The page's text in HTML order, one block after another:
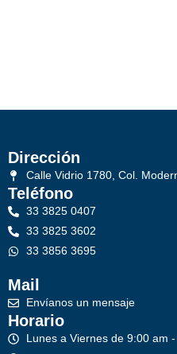
Dirección
Calle Vidrio 1780, Col.
Teléfono
33 3825 0407
33 3825 3602
33 3856 3695
Mail
Envíanos un mensaje
Horario
Lunes a Viernes de 9:00 am